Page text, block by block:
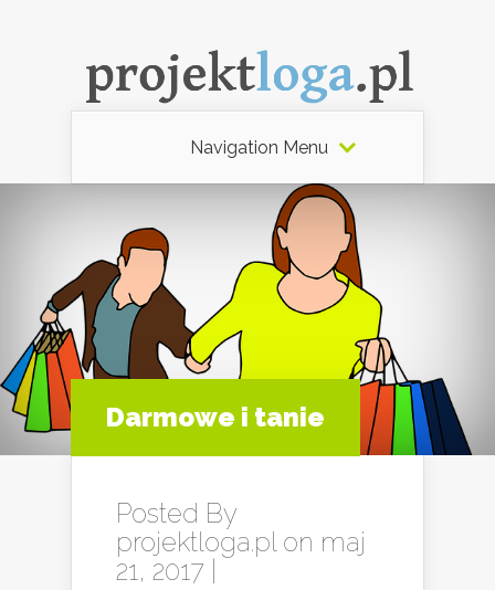
Navigation Menu
Darmowe i tanie
Posted By
projektloga.pl on maj
21, 2017 |